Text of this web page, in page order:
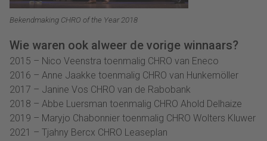
Bekendmaking CHRO of the Year 2018
Wie waren ook alweer de vorige winnaars?
2015 – Nico Veenstra toenmalig CHRO van Eneco
2016 – Anne Jaakke toenmalig CHRO van Hunkemöller
2017 – Janine Vos CHRO van de Rabobank
2018 – Abbe Luersman toenmalig CHRO Ahold Delhaize
2019 – Maryjo Chabonnier toenmalig CHRO Wolters Kluwer
2021 – Tjahny Bercx CHRO Leaseplan